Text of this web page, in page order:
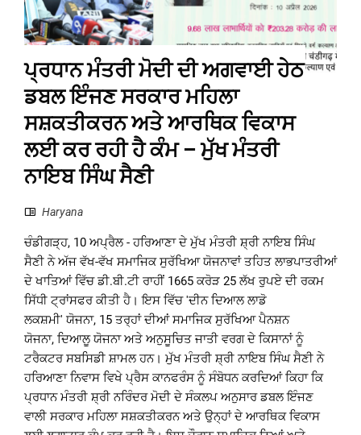
ਪ੍ਰਧਾਨ ਮੰਤਰੀ ਮੋਦੀ ਦੀ ਅਗਵਾਈ ਹੇਠ
ਡਬਲ ਇੰਜਣ ਸਰਕਾਰ ਮਹਿਲਾ
ਸਸ਼ਕਤੀਕਰਨ ਅਤੇ ਆਰਥਿਕ ਵਿਕਾਸ
ਲਈ ਕਰ ਰਹੀ ਹੈ ਕੰਮ – ਮੁੱਖ ਮੰਤਰੀ
ਨਾਇਬ ਸਿੰਘ ਸੈਣੀ
Haryana
ਚੰਡੀਗੜ੍ਹ, 10 ਅਪ੍ਰੈਲ - ਹਰਿਆਣਾ ਦੇ ਮੁੱਖ ਮੰਤਰੀ ਸ਼੍ਰੀ ਨਾਇਬ ਸਿੰਘ
ਸੈਣੀ ਨੇ ਅੱਜ ਵੱਖ-ਵੱਖ ਸਮਾਜਿਕ ਸੁਰੱਖਿਆ ਯੋਜਨਾਵਾਂ ਤਹਿਤ ਲਾਭਪਾਤਰੀਆਂ
ਦੇ ਖਾਤਿਆਂ ਵਿੱਚ ਡੀ.ਬੀ.ਟੀ ਰਾਹੀਂ 1665 ਕਰੋੜ 25 ਲੱਖ ਰੁਪਏ ਦੀ ਰਕਮ
ਸਿੱਧੀ ਟ੍ਰਾਂਸਫਰ ਕੀਤੀ ਹੈ। ਇਸ ਵਿੱਚ 'ਦੀਨ ਦਿਆਲ ਲਾਡੋ
ਲਕਸ਼ਮੀ' ਯੋਜਨਾ, 15 ਤਰ੍ਹਾਂ ਦੀਆਂ ਸਮਾਜਿਕ ਸੁਰੱਖਿਆ ਪੈਨਸ਼ਨ
ਯੋਜਨਾ, ਦਿਆਲੂ ਯੋਜਨਾ ਅਤੇ ਅਨੁਸੂਚਿਤ ਜਾਤੀ ਵਰਗ ਦੇ ਕਿਸਾਨਾਂ ਨੂੰ
ਟਰੈਕਟਰ ਸਬਸਿਡੀ ਸ਼ਾਮਲ ਹਨ। ਮੁੱਖ ਮੰਤਰੀ ਸ਼੍ਰੀ ਨਾਇਬ ਸਿੰਘ ਸੈਣੀ ਨੇ
ਹਰਿਆਣਾ ਨਿਵਾਸ ਵਿਖੇ ਪ੍ਰੈਸ ਕਾਨਫਰੰਸ ਨੂੰ ਸੰਬੋਧਨ ਕਰਦਿਆਂ ਕਿਹਾ ਕਿ
ਪ੍ਰਧਾਨ ਮੰਤਰੀ ਸ਼੍ਰੀ ਨਰਿੰਦਰ ਮੋਦੀ ਦੇ ਸੰਕਲਪ ਅਨੁਸਾਰ ਡਬਲ ਇੰਜਣ
ਵਾਲੀ ਸਰਕਾਰ ਮਹਿਲਾ ਸਸ਼ਕਤੀਕਰਨ ਅਤੇ ਉਨ੍ਹਾਂ ਦੇ ਆਰਥਿਕ ਵਿਕਾਸ